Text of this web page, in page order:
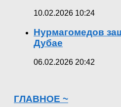
10.02.2026 10:24
Нурмагомедов
Дубае
06.02.2026 20:42
ГЛАВНОЕ ~